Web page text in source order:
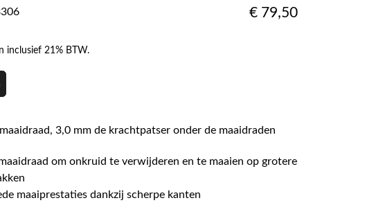
€ 79,50
inclusief 21% BTW.
3,0 mm de krachtpatser onder de maaidraden
om onkruid te verwijderen en te maaien op grotere
maaiprestaties dankzij scherpe kanten